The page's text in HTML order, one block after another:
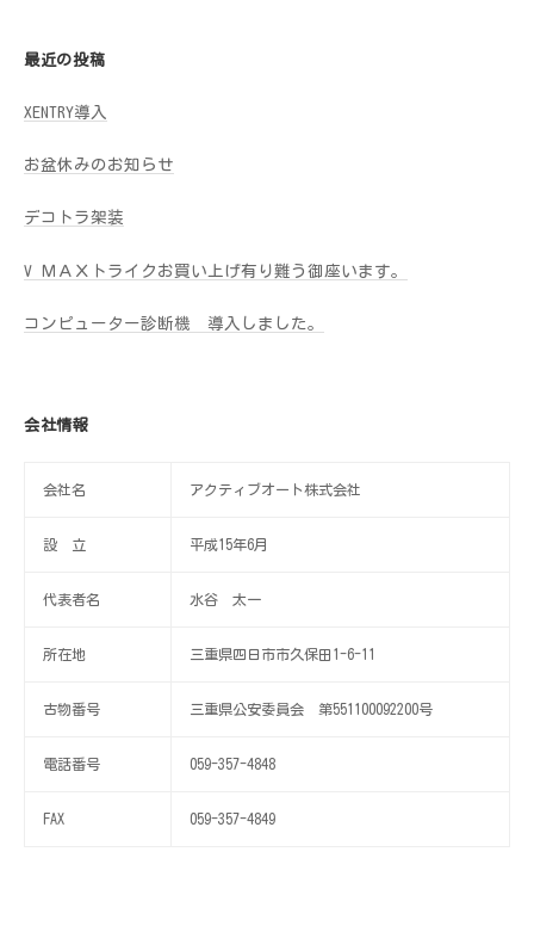
最近の投稿
XENTRY導入
お盆休みのお知らせ
デコトラ架装
V ＭＡＸトライクお買い上げ有り難う御座います。
コンピューター診断機 導入しました。
会社情報
会社名 アクティブオート株式会社
設 立 平成15年6月
代表者名 水谷 太一
所在地 三重県四日市市久保田1-6-11
古物番号 三重県公安委員会 第551100092200号
電話番号 059-357-4848
FAX 059-357-4849